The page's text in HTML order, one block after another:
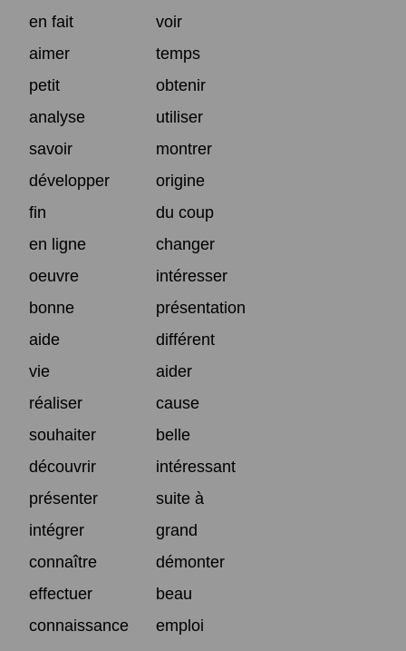
en fait
voir
aimer
temps
petit
obtenir
analyse
utiliser
savoir
montrer
développer
origine
fin
du coup
en ligne
changer
oeuvre
intéresser
bonne
présentation
aide
différent
vie
aider
réaliser
cause
souhaiter
belle
découvrir
intéressant
présenter
suite à
intégrer
grand
connaître
démonter
effectuer
beau
connaissance
emploi